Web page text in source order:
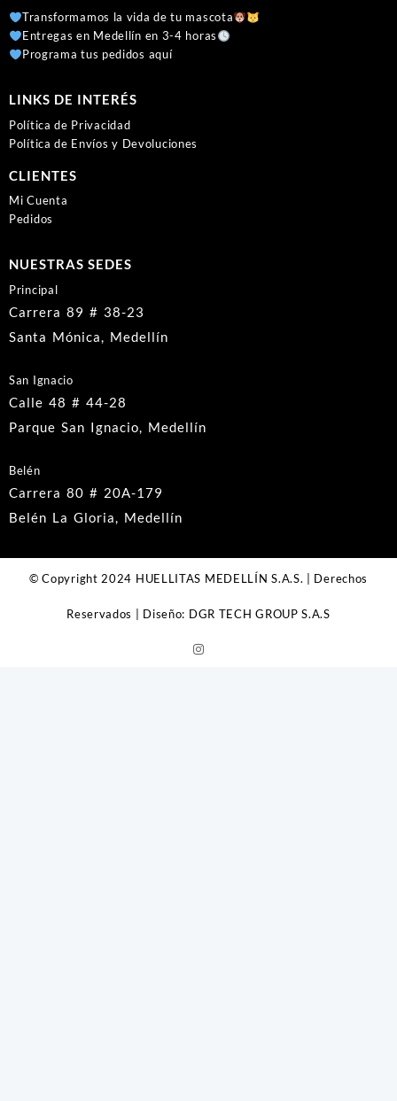
Transformamos la vida de tu mascota
Entregas en Medellín en 3-4 horas
Programa tus pedidos aquí
LINKS DE INTERÉS
Política de Privacidad
Política de Envíos y Devoluciones
CLIENTES
Mi Cuenta
Pedidos
NUESTRAS SEDES
Principal
Carrera 89 # 38-23
Santa Mónica, Medellín
San Ignacio
Calle 48 # 44-28
Parque San Ignacio, Medellín
Belén
Carrera 80 # 20A-179
Belén La Gloria, Medellín
© Copyright 2024 HUELLITAS MEDELLÍN S.A.S. | Derechos
Reservados | Diseño: DGR TECH GROUP S.A.S